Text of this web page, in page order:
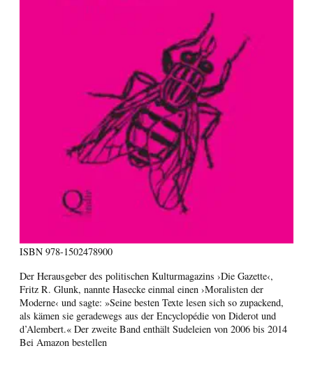
ISBN 978-1502478900
Der Herausgeber des politischen Kulturmagazins ›Die Gazette‹,
Fritz R. Glunk, nannte Hasecke einmal einen ›Moralisten der
Moderne‹ und sagte: »Seine besten Texte lesen sich so zupackend,
als kämen sie geradewegs aus der Encyclopédie von Diderot und
d’Alembert.« Der zweite Band enthält Sudeleien von 2006 bis 2014
Bei Amazon bestellen